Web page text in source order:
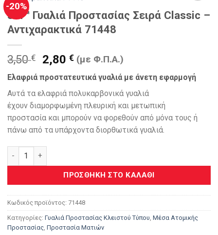
-20%
3Μ™ Γυαλιά Προστασίας Σειρά Classic –
Αντιχαρακτικά 71448
3,50€
Original
was:
3,50 €.
2,80€Η
τρέχουσα
τιμή
είναι:
2,80 €.
(με Φ.Π.Α.)
Ελαφριά προστατευτικά γυαλιά με άνετη εφαρμογή
Αυτά τα ελαφριά πολυκαρβονικά γυαλιά
έχουν διαμορφωμένη πλευρική και μετωπική
προστασία και μπορούν να φορεθούν από μόνα τους ή
πάνω από τα υπάρχοντα διορθωτικά γυαλιά.
3Μ™ Γυαλιά Προστασίας Σειρά Classic - Αντιχαρακτικά
ΠΡΟΣΘΉΚΗ ΣΤΟ ΚΑΛΆΘΙ
Κωδικός προϊόντος: 71448
Κατηγορίες: Γυαλιά Προστασίας Κλειστού Τύπου Μέσα Ατομικής
Προστασίας Προστασία Ματιών